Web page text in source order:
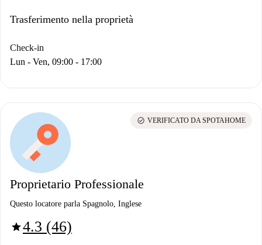
Trasferimento nella proprietà
Check-in
Lun - Ven, 09:00 - 17:00
Proprietario Professionale
Questo locatore parla Spagnolo, Inglese
star4.3 (46)
check_circle VERIFICATO DA SPOTAHOME